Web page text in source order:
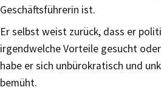
Geschäftsführerin ist.
Er selbst weist zurück, dass er
irgendwelche Vorteile gesucht
habe er sich unbürokratisch und
bemüht.